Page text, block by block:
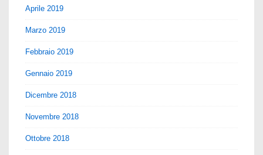
Aprile 2019
Marzo 2019
Febbraio 2019
Gennaio 2019
Dicembre 2018
Novembre 2018
Ottobre 2018